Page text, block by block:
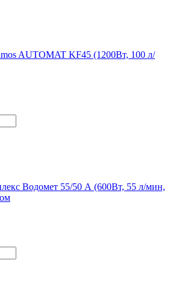
AUTOMAT KF45 (1200Вт, 100 л/
Водомет 55/50 А (600Вт, 55 л/мин,